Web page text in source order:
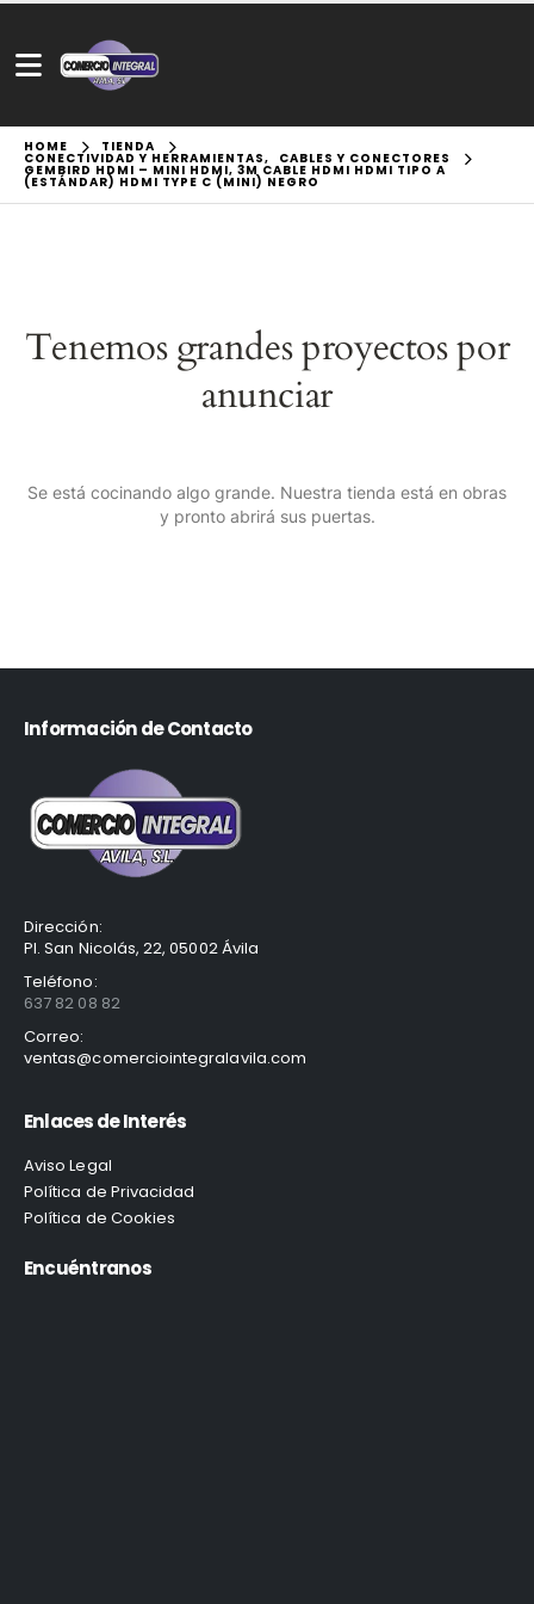
HOME TIENDA
CONECTIVIDAD Y HERRAMIENTAS, CABLES Y CONECTORES
GEMBIRD HDMI – MINI HDMI, 3M CABLE HDMI HDMI TIPO A
(ESTÁNDAR) HDMI TYPE C (MINI) NEGRO
Tenemos grandes proyectos por
anunciar
Se está cocinando algo grande. Nuestra tienda está en obras
y pronto abrirá sus puertas.
Información de Contacto
Dirección:
Pl. San Nicolás, 22, 05002 Ávila
Teléfono:
637 82 08 82
Correo:
ventas@comerciointegralavila.com
Enlaces de Interés
Aviso Legal
Política de Privacidad
Política de Cookies
Encuéntranos